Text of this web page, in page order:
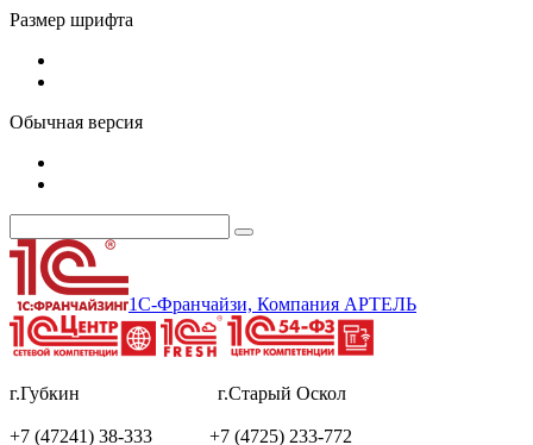
Размер шрифта
Обычная версия
1С-Франчайзи, Компания АРТЕЛЬ
г.Губкин г.Старый Оскол
+7 (47241) 38-333 +7 (4725) 233-772